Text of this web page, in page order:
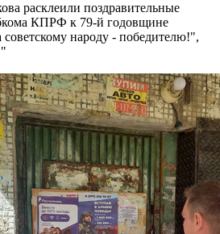
расклеили поздравительные
КПРФ к 79-й годовщине
народу - победителю!",